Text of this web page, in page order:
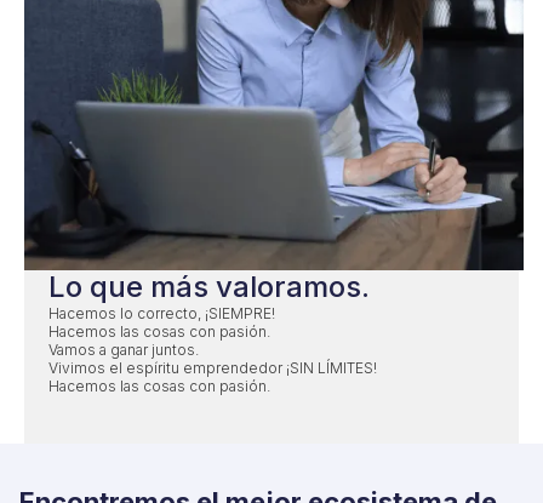
Lo que más valoramos.
Hacemos lo correcto, ¡SIEMPRE!
Hacemos las cosas con pasión.
Vamos a ganar juntos.
Vivimos el espíritu emprendedor ¡SIN LÍMITES!
Hacemos las cosas con pasión.